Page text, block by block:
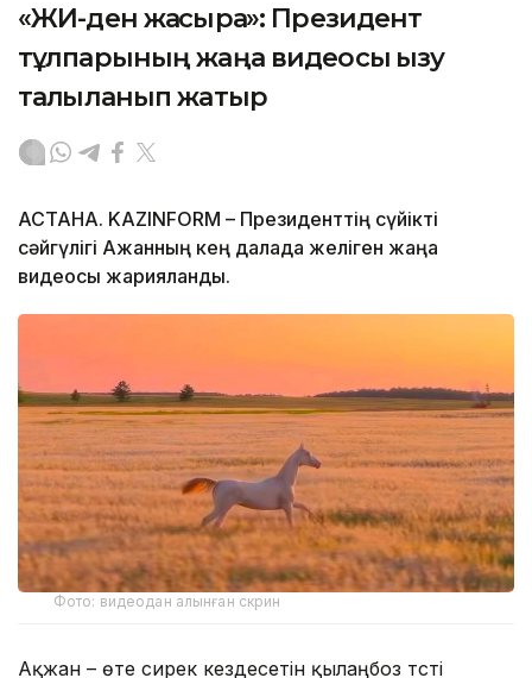
«ЖИ-ден жақсырақ»: Президент
тұлпарының жаңа видеосы қызу
талқыланып жатыр
АСТАНА. KAZINFORM – Президенттің сүйікті
сәйгүлігі Ақжанның кең далада желіген жаңа
видеосы жарияланды.
Фото: видеодан алынған скрин
Ақжан – өте сирек кездесетін қылаңбоз түсті